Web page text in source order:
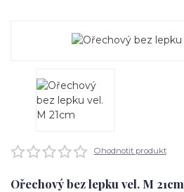
Ohodnotit produkt
Ořechový bez lepku vel. M 21cm